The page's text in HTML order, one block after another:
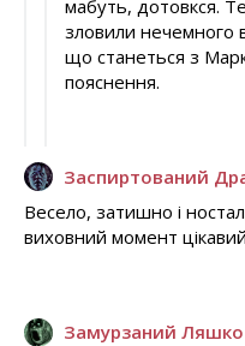
мабуть, дотовкся.
зловили нечемного
що станеться з
пояснення.
Заспиртований
Весело, затишно і
виховний момент
Замурзаний Ляшко